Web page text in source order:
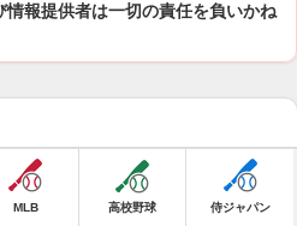
報提供者は一切の責任を負いかね
MLB 高校野球 侍ジャパン